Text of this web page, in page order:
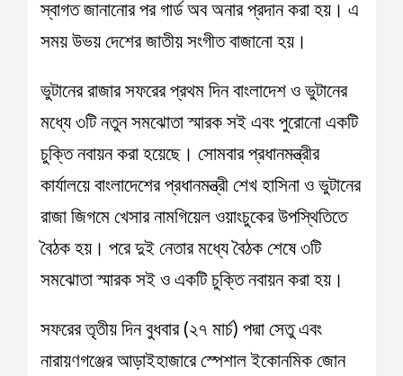
স্বাগত জানানোর পর গার্ড অব অনার প্রদান করা হয়। এ
সময় উভয় দেশের জাতীয় সংগীত বাজানো হয়।
ভুটানের রাজার সফরের প্রথম দিন বাংলাদেশ ও ভুটানের
মধ্যে ৩টি নতুন সমঝোতা স্মারক সই এবং পুরোনো একটি
চুক্তি নবায়ন করা হয়েছে। সোমবার প্রধানমন্ত্রীর
কার্যালয়ে বাংলাদেশের প্রধানমন্ত্রী শেখ হাসিনা ও ভুটানের
রাজা জিগমে খেসার নামগিয়েল ওয়াংচুকের উপস্থিতিতে
বৈঠক হয়। পরে দুই নেতার মধ্যে বৈঠক শেষে ৩টি
সমঝোতা স্মারক সই ও একটি চুক্তি নবায়ন করা হয়।
সফরের তৃতীয় দিন বুধবার (২৭ মার্চ) পদ্মা সেতু এবং
নারায়ণগঞ্জের আড়াইহাজারে স্পেশাল ইকোনমিক জোন